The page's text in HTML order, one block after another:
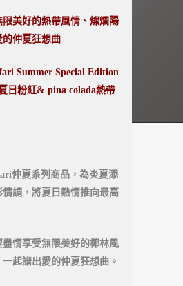
限美好的熱帶風情、燦爛陽
仲夏狂想曲
Summer Special Edition
日粉紅& pina colada熱帶
仲夏系列商品，為炎夏添
情調，將夏日熱情推向最高
情享受無限美好的椰林風
起譜出愛的仲夏狂想曲。